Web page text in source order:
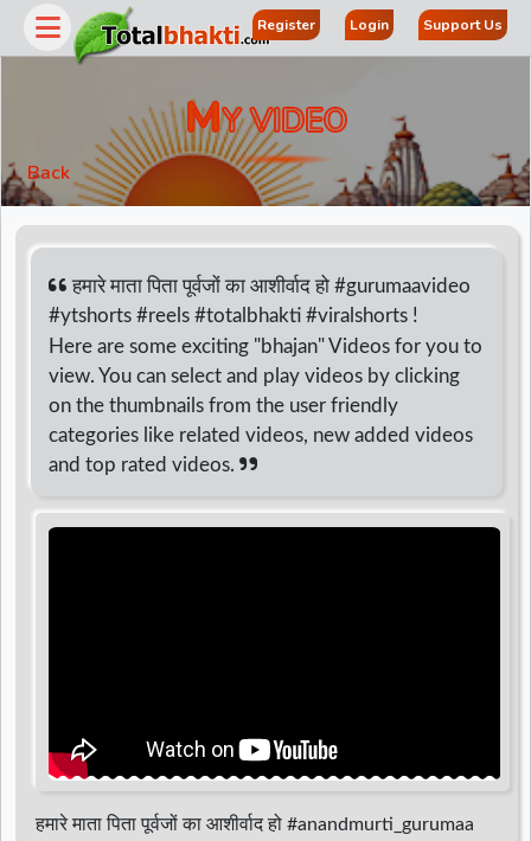
Register Login Support Us
MY VIDEO
Back
हमारे माता पिता पूर्वजों का आशीर्वाद हो #gurumaavideo
#ytshorts #reels #totalbhakti #viralshorts !
Here are some exciting "bhajan" Videos for you to
view. You can select and play videos by clicking
on the thumbnails from the user friendly
categories like related videos, new added videos
and top rated videos.
हमारे माता पिता पूर्वजों का आशीर्वाद हो #anandmurti_gurumaa